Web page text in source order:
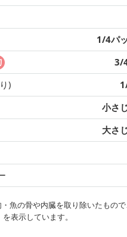
1/4パ
3/
)
小さ
大さ
魚の骨や内臓を取り除いたもの
表示しています。